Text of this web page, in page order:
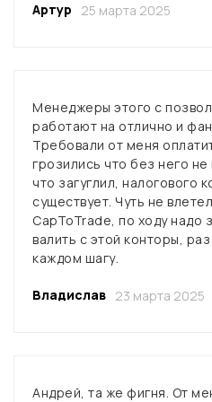
Артур 25 марта 2025
Менеджеры этого с
работают на отлично и
Требовали от меня
грозились что без него
что загуглил, налогового
существует. Чуть не
CapToTrade, по ходу надо
валить с этой конторы,
каждом шагу.
Владислав 23 марта 2025
Андрей, та же фигня. От